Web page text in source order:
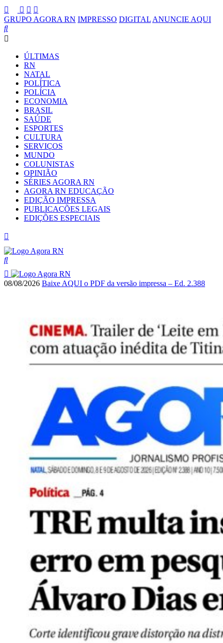
GRUPO AGORA RN IMPRESSO DIGITAL ANUNCIE AQUI
ÚLTIMAS
RN
NATAL
POLÍTICA
POLÍCIA
ECONOMIA
BRASIL
SAÚDE
ESPORTES
CULTURA
SERVIÇOS
MUNDO
COLUNISTAS
OPINIÃO
SÉRIES AGORA RN
AGORA RN EDUCAÇÃO
EDIÇÃO IMPRESSA
PUBLICAÇÕES LEGAIS
EDIÇÕES ESPECIAIS
08/08/2026 Baixe AQUI o PDF da versão impressa – Ed. 2.388